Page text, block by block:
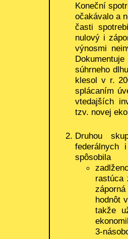
Koneční
očakávalo a
časti
nulový i
výnosmi
súhrneho
klesol v r.
splácaním
vtedajších
tzv. novej
Druhou
spôsobila
rastúca
hodnôt
takže
3-